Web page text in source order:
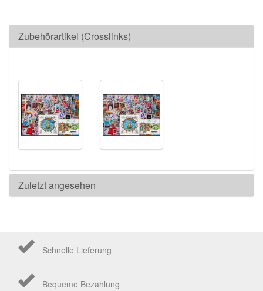
Zubehörartikel (Crosslinks)
Zuletzt angesehen
Schnelle Lieferung
Bequeme Bezahlung